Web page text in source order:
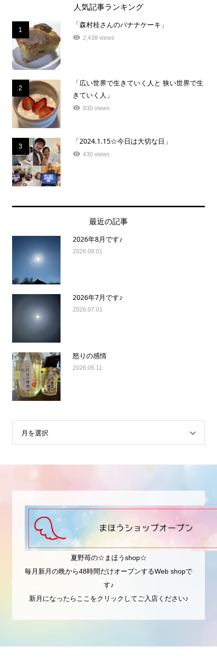
人気記事ランキング
1
「森村桂さんのバナナケーキ」
2,438 views
2
「広い世界で生きていく人と 狭い世界で生
きていく人」
930 views
3
「2024.1.15☆今日は大切な日」
430 views
最近の記事
2026年8月です♪
2026.08.01
2026年7月です♪
2026.07.01
怒りの感情
2026.06.11
月を選択
夏野苺の☆まほうshop☆
毎月新月の晩から48時間だけオープンするWeb shopで
す♪
新月になったらここをクリックしてご入店ください♪